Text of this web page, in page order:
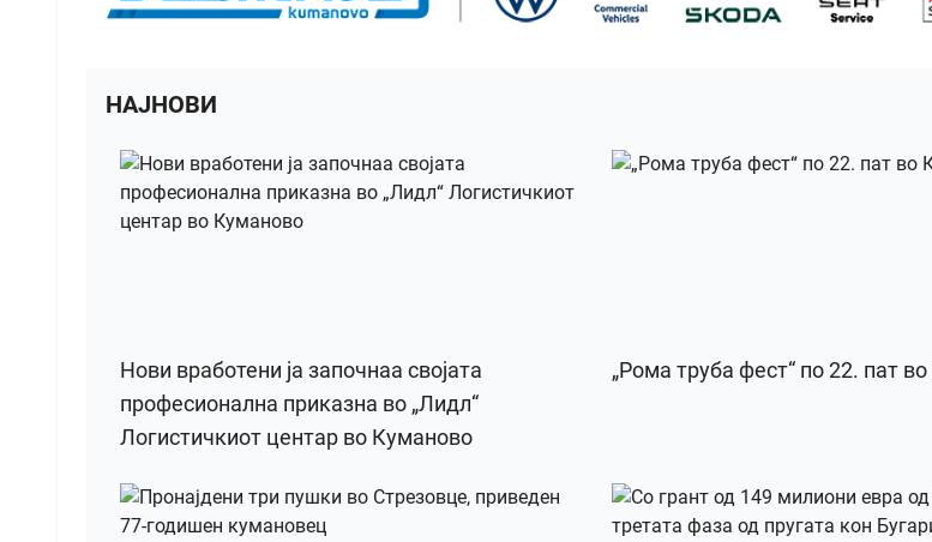
НАЈНОВИ
Нови вработени ја започнаа својата
професионална приказна во „Лидл“
Логистичкиот центар во Куманово
„Рома труба фест“ по 22. пат